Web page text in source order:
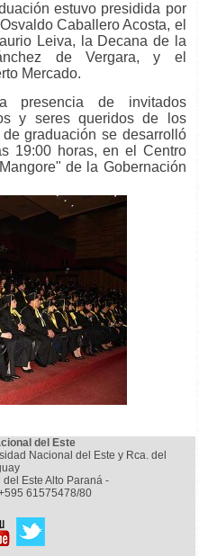
estuvo presidida por
Caballero Acosta, el
Leiva, la Decana de la
de Vergara, y el
Mercado.
presencia de invitados
y seres queridos de los
graduación se desarrolló
19:00 horas, en el Centro
de la Gobernación
del Este
Nacional del Este y Rca. del
Este Alto Paraná -
61575478/80